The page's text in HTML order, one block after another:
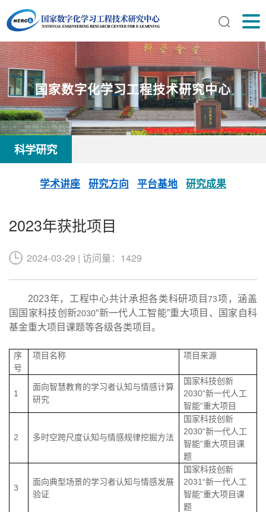
国家数字化学习工程技术研究中心
科学研究
学术讲座 研究方向 平台基地 研究成果
2023年获批项目
2024-03-29 | 访问量：1429
2023年，工程中心共计承担各类科研项目73项，涵盖
国国家科技创新2030“新一代人工智能”重大项目、国家自科
基金重大项目课题等各级各类项目。
序
号
项目名称 项目来源
1
面向智慧教育的学习者认知与情感计算
研究
国家科技创新
2030“新一代人工
智能”重大项目
2 多时空跨尺度认知与情感规律挖掘方法
国家科技创新
2030“新一代人工
智能”重大项目课
题
3
面向典型场景的学习者认知与情感发展
验证
国家科技创新
2031“新一代人工
智能”重大项目课
题